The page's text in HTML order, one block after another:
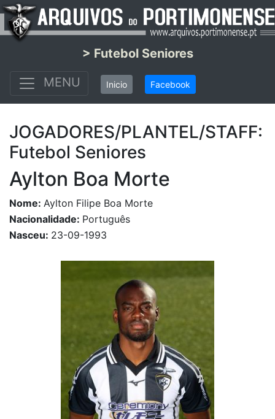
> Futebol Seniores
MENU
Inicio Facebook
JOGADORES/PLANTEL/STAFF:
Futebol Seniores
Aylton Boa Morte
Nome: Aylton Filipe Boa Morte
Nacionalidade: Português
Nasceu: 23-09-1993